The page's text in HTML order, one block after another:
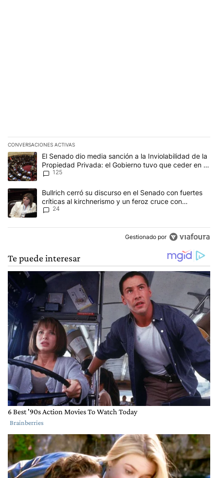
CONVERSACIONES ACTIVAS
Este listado muestra los artículos con más comentarios en los
Un artículo de tendencia con el título "El Senado dio media
El Senado dio media sanción a la Inviolabilidad de la
Propiedad Privada: el Gobierno tuvo que ceder en la
Ley del Manejo del Fuego
125
Un artículo de tendencia con el título "Bullrich cerró su discurso
Bullrich cerró su discurso en el Senado con fuertes
críticas al kirchnerismo y un feroz cruce con
Capitanich al que le gritó “¡cállate!”
24
Gestionado por